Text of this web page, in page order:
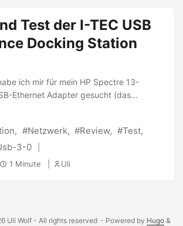
Test der I-TEC USB
Docking Station
ich mir für mein HP Spectre 13-
Ethernet Adapter gesucht (das
keinen), da ich ein Fan von
Netzwerken bin. Anforderungen:
bei Vollauslastung Aufwachen nach
Windows 8 Kompatibel Gigabit
glaubt nicht wieviele Adapter diese
Netzwerk Review
Test
3-0
1 Minute Uli
Uli Wolf - All rights reserved - Powered by Hugo &